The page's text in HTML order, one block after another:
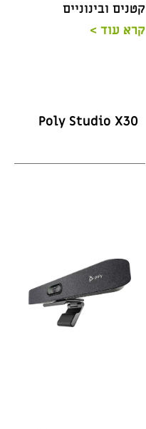
קטנים ובינוניים
קרא עוד >
Poly Studio X30